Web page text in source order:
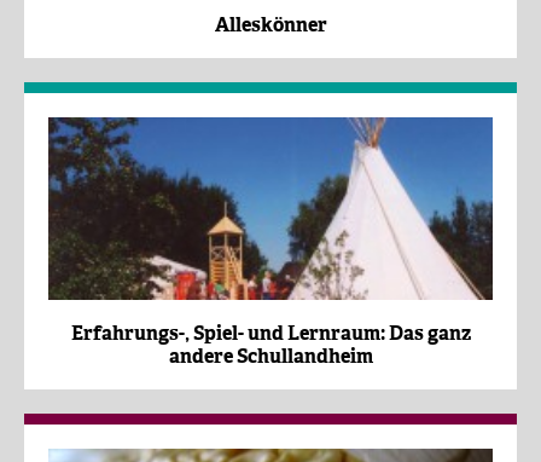
Alleskönner
Erfahrungs-, Spiel- und Lernraum: Das ganz
andere Schullandheim